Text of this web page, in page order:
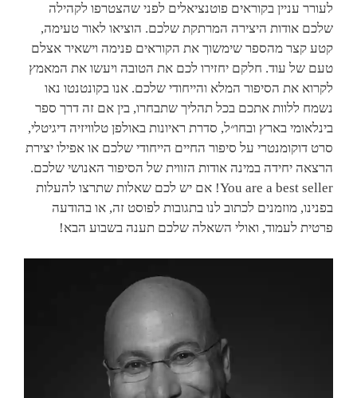
לעורר עניין בקוראים פוטנציאלים לפני שהצטרפו לקהילה
שלכם אודות היצירה המרתקת שלכם. הוציאו לאור טעימה,
קטע קצר מהספר שימשוך את הקוראים פנימה וישאיר אצלם
טעם של עוד. חלקם יחזירו לכם את הטובה ויעשו את המאמץ
לקרוא את הסיפור המלא והייחודי שלכם. אנו בקונטנטו נאו
נשמח ללוות אתכם בכל תהליך שתבחרו, בין אם זה דרך ספר
בינלאומי בארץ ובחו״ל, סדרת ראיונות באולפן טלוויזיה דיגיטלי,
סרט דוקומנטרי על סיפור החיים הייחודי שלכם או אפילו יצירת
הרצאה יחידה במינה אודות הזווית של הסיפור האנושי שלכם.
You are a best seller! אם יש לכם שאלות שתרצו להעלות
בפנינו, מוזמנים לכתוב לנו בתגובות לפוסט זה, או בהודעה
פרטית לעמוד, ואולי השאלה שלכם תענה בשבוע הבא!